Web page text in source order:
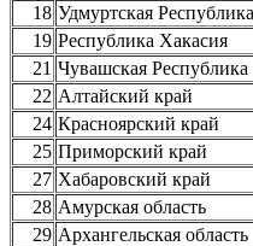
18 Удмуртская Республика
19 Республика Хакасия
21 Чувашская
22 Алтайский край
24 Красноярский край
25 Приморский край
27 Хабаровский край
28 Амурская область
29 Архангельская область